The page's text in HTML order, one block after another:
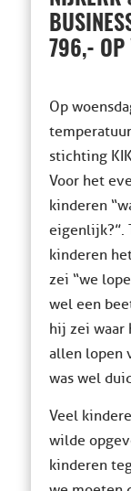
796,- OP
Op
stichting
Voor het
kinderen
eigenlijk?”.
kinderen
zei “we
wel een
hij zei waar
allen lopen
was wel
Veel
wilde
kinderen